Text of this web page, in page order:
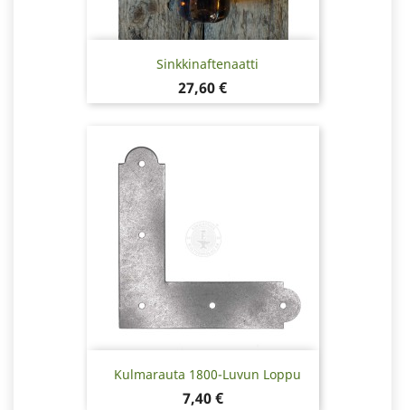
Sinkkinaftenaatti
Hinta
27,60 €
Kulmarauta 1800-Luvun Loppu
Hinta
7,40 €